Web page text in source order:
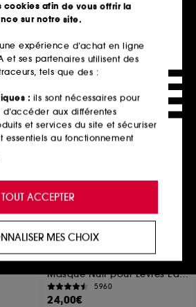
394
À partir de
Ajouter au panier
LANEIGE
Lip Sleeping Mask Smoothie
Açaï Mangue
Masque Nuit pour Lèvres Edition limitée
5960
24,00€
Nouveauté
cookies afin de vous offrir la
sur notre site.
expérience d’achat en ligne
et ses partenaires utilisent des
tels que des :
: ils sont nécessaires pour
aux différentes
et services du site et sécuriser
essentiels au fonctionnement
et ne peuvent être désactivés.
expérience enrichie et
vous recommandant des
et des contenus qui
promotionnelles adaptées à
sociaux et publicité :ils sont
présenter du contenu susceptible
TOUT ACCEPTER
MES CHOIX